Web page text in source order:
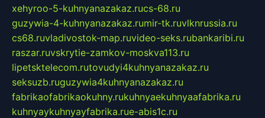
xehyroo-5-kuhnyanazakaz.rucs-68.ru
guzywia-4-kuhnyanazakaz.rumir-tk.ruvlknrussia.ru
cs68.ruvladivostok-map.ruvideo-seks.rubankaribi.ru
raszar.ruvskrytie-zamkov-moskva113.ru
lipetsktelecom.rutovudyi4kuhnyanazakaz.ru
seksuzb.ruguzywia4kuhnyanazakaz.ru
fabrikaofabrikaokuhny.rukuhnyaekuhnyaafabrika.ru
kuhnyaykuhnyayfabrika.rue-abis1c.ru